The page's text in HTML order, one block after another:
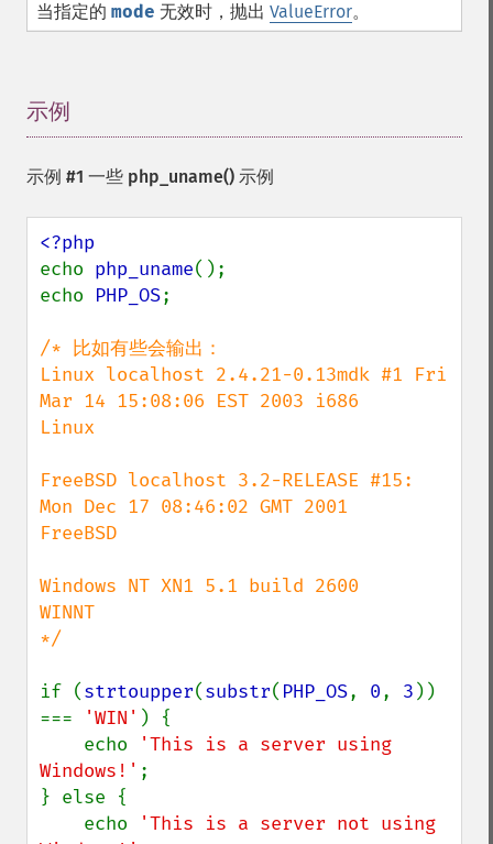
当指定的 mode 无效时，抛出 ValueError。
示例
示例 #1 一些 php_uname() 示例
echo php_uname();
echo PHP_OS;
/* 比如有些会输出：
Linux localhost 2.4.21-0.13mdk #1 Fri
Mar 14 15:08:06 EST 2003 i686
Linux
FreeBSD localhost 3.2-RELEASE #15:
Mon Dec 17 08:46:02 GMT 2001
FreeBSD
Windows NT XN1 5.1 build 2600
WINNT
*/
if (strtoupper(substr( PHP_OS, 0, 3 ))
===
'WIN' ) {
    echo
'This is a server using
Windows!' ;
} else {
    echo
'This is a server not using